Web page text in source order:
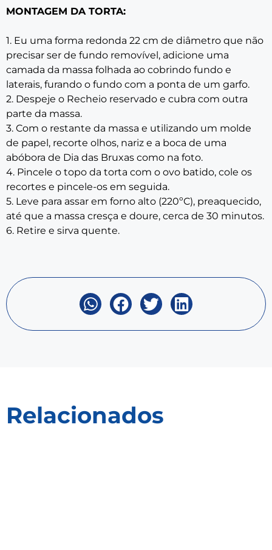
MONTAGEM DA TORTA:
1. Eu uma forma redonda 22 cm de diâmetro que não
precisar ser de fundo removível, adicione uma
camada da massa folhada ao cobrindo fundo e
laterais, furando o fundo com a ponta de um garfo.
2. Despeje o Recheio reservado e cubra com outra
parte da massa.
3. Com o restante da massa e utilizando um molde
de papel, recorte olhos, nariz e a boca de uma
abóbora de Dia das Bruxas como na foto.
4. Pincele o topo da torta com o ovo batido, cole os
recortes e pincele-os em seguida.
5. Leve para assar em forno alto (220ºC), preaquecido,
até que a massa cresça e doure, cerca de 30 minutos.
6. Retire e sirva quente.
Relacionados